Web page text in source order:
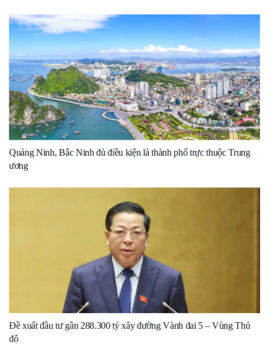
Quảng Ninh, Bắc Ninh đủ điều kiện là thành phố trực thuộc Trung
ương
Đề xuất đầu tư gần 288.300 tỷ xây đường Vành đai 5 – Vùng Thủ
đô